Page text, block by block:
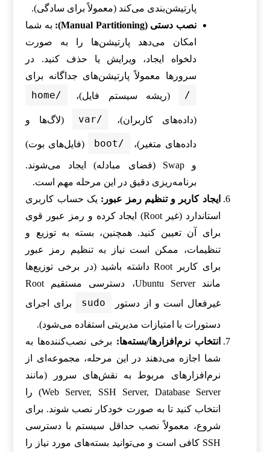
پارتیشن‌بندی می‌کند (معمولاً برای سادگی).
نصب دستی (Manual Partitioning):
به شما
امکان می‌دهد پارتیشن‌ها را به صورت
دلخواه ایجاد، ویرایش یا حذف کنید. در
سرورها معمولاً پارتیشن‌های جداگانه برای
/ (ریشه سیستم فایل)، /home
(داده‌های کاربران)، /var (لاگ‌ها و
داده‌های متغیر)، /boot (فایل‌های بوت)
و Swap (فضای مبادله) ایجاد می‌شوند.
برنامه‌ریزی دقیق در این مرحله مهم است.
ایجاد کاربر و تنظیم رمز عبور: یک حساب کاربری
استاندارد (غیر Root) ایجاد کرده و رمز عبور قوی
برای آن تعیین کنید. همچنین، بسته به توزیع و
تنظیمات، ممکن است نیاز به تنظیم رمز عبور
برای کاربر Root داشته باشید (در برخی توزیع‌ها
مانند Ubuntu Server، دسترسی مستقیم Root
غیرفعال است و از دستور
sudo برای اجرای
دستورات با امتیازات مدیریتی استفاده می‌شود).
انتخاب نرم‌افزارها/بسته‌ها: برخی نصب‌کننده‌ها به
شما اجازه می‌دهند در این مرحله، مجموعه‌ای از
نرم‌افزارهای مربوط به نقش‌های سرور (مانند
Web Server, SSH Server, Database Server) را
انتخاب کنید تا به صورت خودکار نصب شوند. برای
شروع، معمولاً نصب حداقل سیستم با دسترسی
SSH کافی است و می‌توانید بسته‌های مورد نیاز را